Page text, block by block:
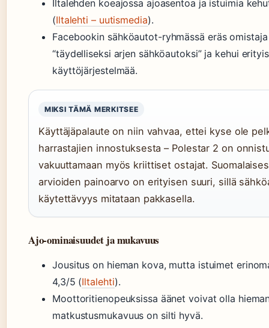
Iltalehden koeajossa ajoasentoa ja istuimia
(Iltalehti – uutismedia).
Facebookin sähköautot-ryhmässä eräs
“täydelliseksi arjen sähköautoksi” ja kehui
käyttöjärjestelmää.
MIKSI TÄMÄ MERKITSEE
Käyttäjäpalaute on niin vahvaa, ettei kyse ole
harrastajien innostuksesta – Polestar 2 on
vakuuttamaan myös kriittiset ostajat.
arvioiden painoarvo on erityisen suuri, sillä
käytettävyys mitataan pakkasella.
Ajo-ominaisuudet ja mukavuus
Jousitus on hieman kova, mutta istuimet
4,3/5 (Iltalehti).
Moottoritienopeuksissa äänet voivat olla
matkustusmukavuus on silti hyvä.